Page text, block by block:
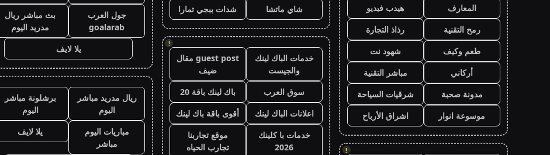
المعارف
هيدب فيديو
رمح التقنية
رذاذ التجارة
طعم وكيف
شهود نت
أركاني
مباشر التقنية
مدونة صحبة
شرقيات السياحة
موسوعة انوار
اشراق الأرباح
!
شاي ماتشا
شدات ببجي تمارا
!
خدمات الباك لينك
والجيست
guest post مقال
ضيف
سوق العرب
باك لينك باقة 20
اعلانات الباك لينك
أقوى باقة باك لينك
خدمات با كلينك
2026
موقع تجاربنا
تجارب الحياه
جول العرب
goalarab
بث مباشر ريال
مدريد اليوم
يلا لايف
ريال مدريد مباشر
اليوم
برشلونة مباشر
اليوم
مباريات اليوم
مباشر
يلا لايف